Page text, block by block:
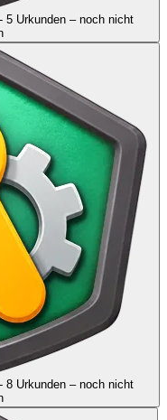
5 Urkunden – noch nicht
8 Urkunden – noch nicht